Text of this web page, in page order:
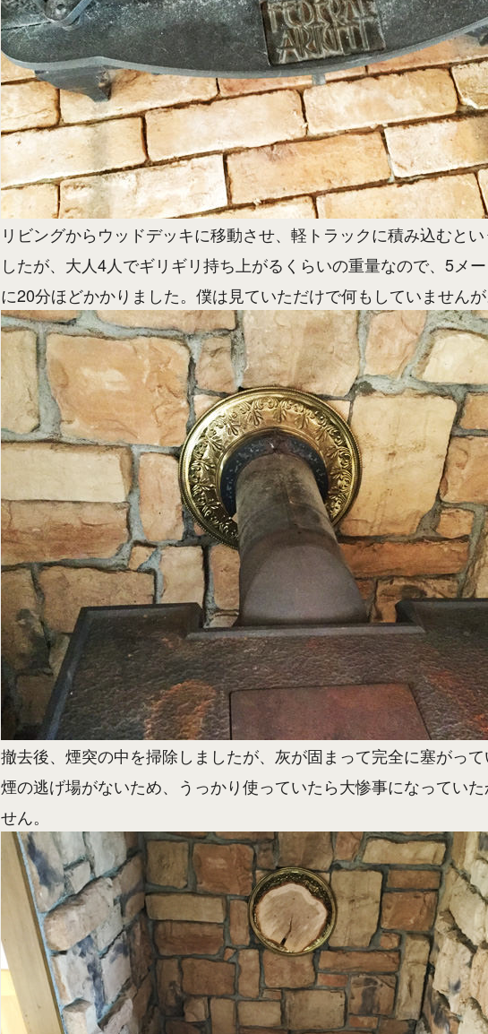
リビングからウッドデッキに移動させ、軽トラックに積み込むと
したが、大人4人でギリギリ持ち上がるくらいの重量なので、5メ
に20分ほどかかりました。僕は見ていただけで何もしていません
撤去後、煙突の中を掃除しましたが、灰が固まって完全に塞がっ
煙の逃げ場がないため、うっかり使っていたら大惨事になってい
せん。